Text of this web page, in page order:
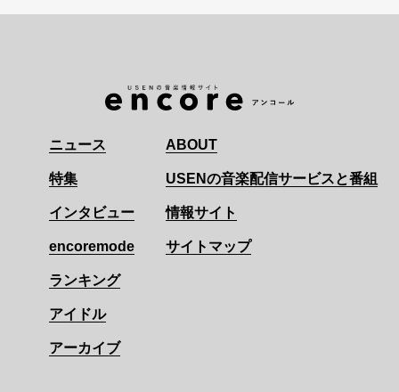
ニュース
特集
インタビュー
encoremode
ランキング
アイドル
アーカイブ
ABOUT
USENの音楽配信サービスと番組
情報サイト
サイトマップ